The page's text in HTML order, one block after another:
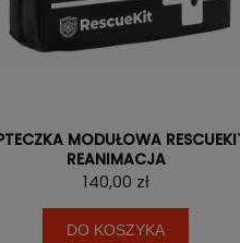
MODUŁOWA
REANIMACJA
140,00 zł
DO KOSZYKA